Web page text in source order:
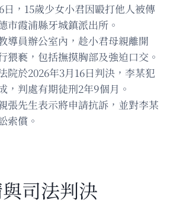
日，15歲少女小君因毆打他人被傳
市霞浦縣牙城鎮派出所。
導員辦公室內，趁小君母親離開
猥褻，包括撫摸胸部及強迫口交。
院於2026年3月16日判決，李某犯
，判處有期徒刑2年9個月。
張先生表示將申請抗訴，並對李某
索償。
司法判決